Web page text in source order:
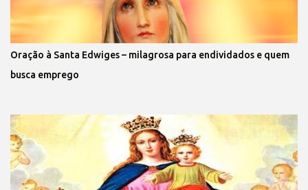
Oração à Santa Edwiges – milagrosa para endividados e quem
busca emprego